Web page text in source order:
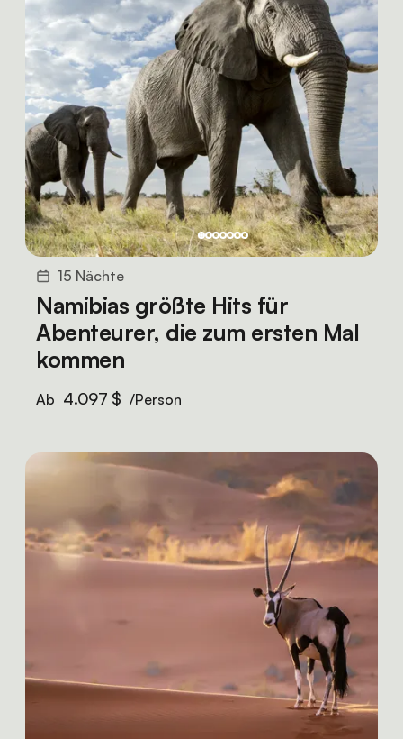
15 Nächte
Namibias größte Hits für
Abenteurer, die zum ersten Mal
kommen
Ab 4.097 $ /Person